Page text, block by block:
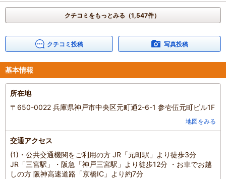
クチコミをもっとみる（1,547件）
クチコミ投稿 写真投稿
基本情報
所在地
〒650-0022 兵庫県神戸市中央区元町通2-6-1 参壱伍元町ビル1F
地図をみる
交通アクセス
(1)・公共交通機関をご利用の方 JR「元町駅」より徒歩3分
JR「三宮駅」・阪急「神戸三宮駅」より徒歩12分 ・お車でお越
しの方 阪神高速道路「京橋IC」より約7分